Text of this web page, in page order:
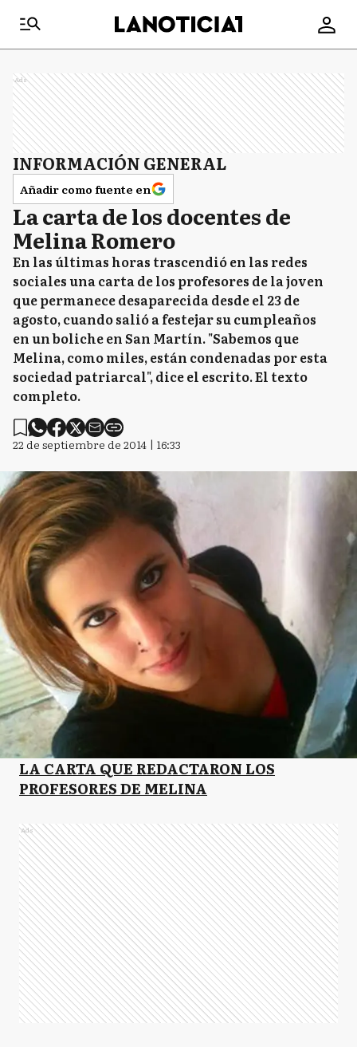
Ads
INFORMACIÓN GENERAL
Añadir como fuente en
La carta de los docentes de
Melina Romero
En las últimas horas trascendió en las redes
sociales una carta de los profesores de la joven
que permanece desaparecida desde el 23 de
agosto, cuando salió a festejar su cumpleaños
en un boliche en San Martín. "Sabemos que
Melina, como miles, están condenadas por esta
sociedad patriarcal", dice el escrito. El texto
completo.
22 de septiembre de 2014 | 16:33
LA CARTA QUE REDACTARON LOS
PROFESORES DE MELINA
Ads